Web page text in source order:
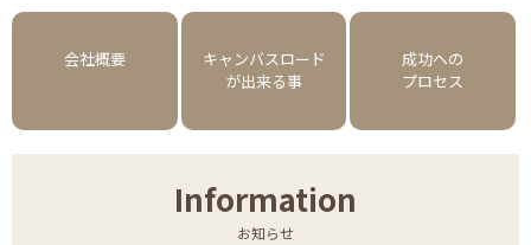
会社概要
キャンバスロード
が出来る事
成功への
プロセス
Information
お知らせ